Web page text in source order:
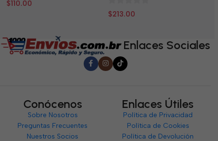
$110.00
0
$213.00
Enlaces Sociales
Conócenos
Sobre Nosotros
Preguntas Frecuentes
Nuestros Socios
Enlaces Útiles
Política de Privacidad
Política de Cookies
Política de Devolución